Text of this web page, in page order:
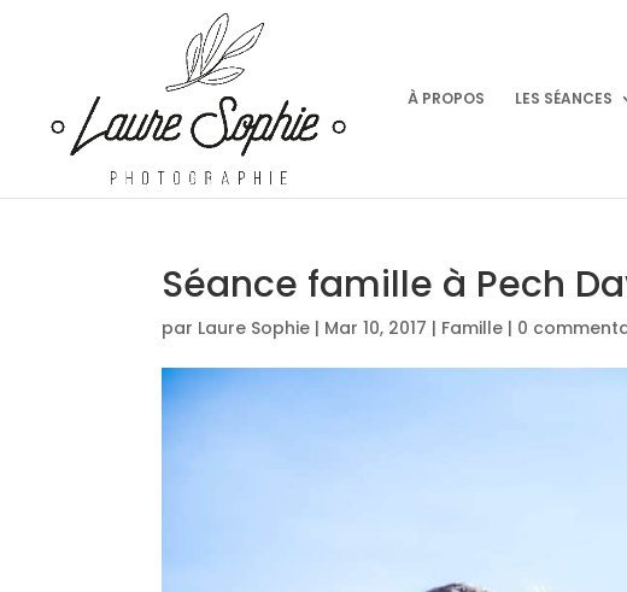
À PROPOS LES SÉANCES
Séance famille à Pech
par Laure Sophie | Mar 10, 2017 | Famille | 0